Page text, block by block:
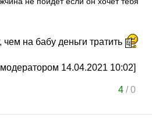
на бабу деньги тратить
14.04.2021 10:02]
4/0